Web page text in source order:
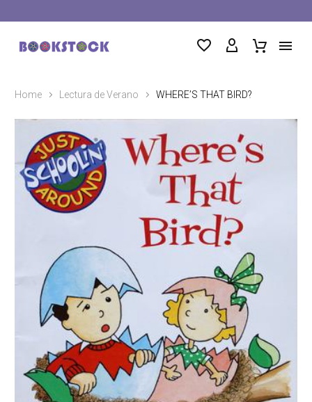
Home Lectura de Verano WHERE’S THAT BIRD?